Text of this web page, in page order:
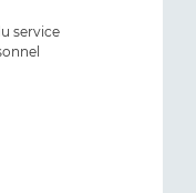
service